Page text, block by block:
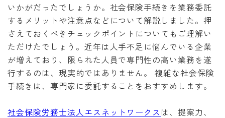
いかがだったでしょうか。社会保険手続きを業務委託
するメリットや注意点などについて解説しました。押
さえておくべきチェックポイントについてもご理解い
ただけたでしょう。近年は人手不足に悩んでいる企業
が増えており、限られた人員で専門性の高い業務を遂
行するのは、現実的ではありません。 複雑な社会保険
手続きは、専門家に委託することをおすすめします。
社会保険労務士法人エスネットワークス は、提案力、